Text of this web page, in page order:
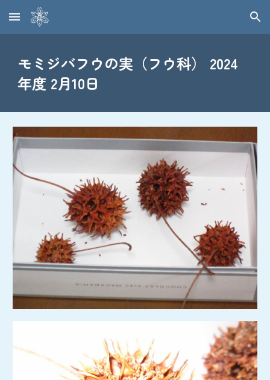
Skip to main content Skip to navigation
モミジバフウの実（フウ科） 2024
年度 2月10日